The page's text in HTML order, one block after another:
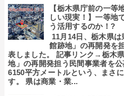
【栃木県庁前の一等
しい現実！】一等地
う活用するのか！?
11月14日、栃木県
館跡地」の再開発を
表しました。 記事リンク→栃木
地」の再開発担う民間事業者を
6150平方メートルという、まさ
す。 県は商業・業...